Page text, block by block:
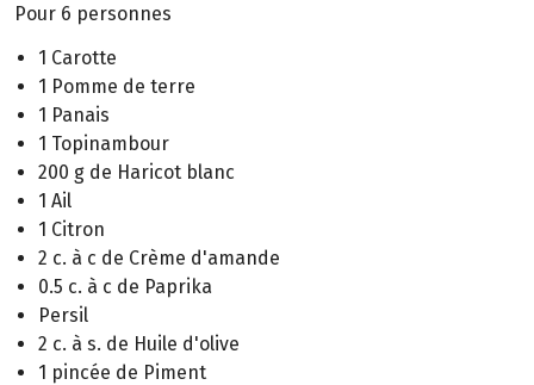
Pour 6 personnes
1 Carotte
1 Pomme de terre
1 Panais
1 Topinambour
200 g de Haricot blanc
1 Ail
1 Citron
2 c. à c de Crème d'amande
0.5 c. à c de Paprika
Persil
2 c. à s. de Huile d'olive
1 pincée de Piment